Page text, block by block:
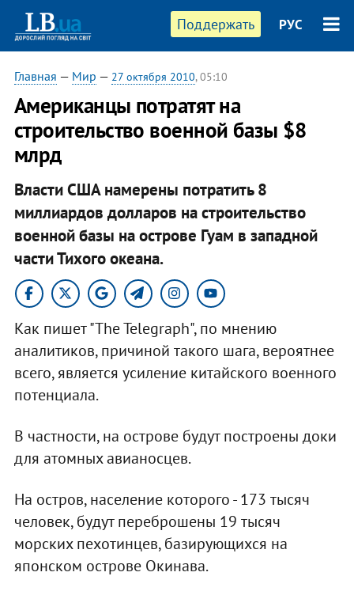
Поддержать РУС
Главная — Мир — 27 октября 2010, 05:10
Американцы потратят на
строительство военной базы $8
млрд
Власти США намерены потратить 8
миллиардов долларов на строительство
военной базы на острове Гуам в западной
части Тихого океана.​
Как пишет "The Telegraph", по мнению
аналитиков, причиной такого шага, вероятнее
всего, является усиление китайского военного
потенциала.
В частности, на острове будут построены доки
для атомных авианосцев.
На остров, население которого - 173 тысяч
человек, будут переброшены 19 тысяч
морских пехотинцев, базирующихся на
японском острове Окинава.